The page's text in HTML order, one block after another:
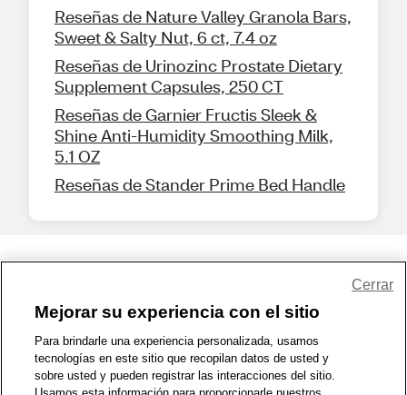
Reseñas de Nature Valley Granola Bars,
Sweet & Salty Nut, 6 ct, 7.4 oz
Reseñas de Urinozinc Prostate Dietary
Supplement Capsules, 250 CT
Reseñas de Garnier Fructis Sleek &
Shine Anti-Humidity Smoothing Milk,
5.1 OZ
Reseñas de Stander Prime Bed Handle
1-800-679-9691 | Contáctenos | Términos de Uso | Accesibilidad
Política de Privacidad | WA Privacy Policy | Mapa del sitio
Zona de Bienestar | © 1999 - 2026 CVS.com
Mejorar su experiencia con el sitio
Para brindarle una experiencia personalizada, usamos
tecnologías en este sitio que recopilan datos de usted y
sobre usted y pueden registrar las interacciones del sitio.
Cerrar